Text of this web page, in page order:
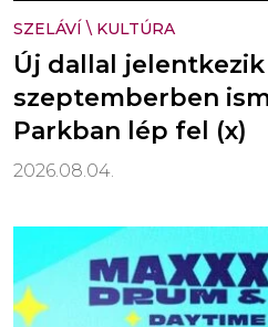
SZELÁVÍ \ KULTÚRA
Új dallal
szeptemberben
Parkban lép fel (x)
2026.08.04.